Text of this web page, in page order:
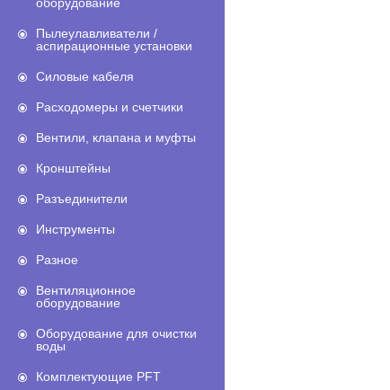
Пылеулавливатели /
аспирационные установки
Силовые кабеля
Расходомеры и счетчики
Вентили, клапана и муфты
Кронштейны
Разъединители
Инструменты
Разное
Вентиляционное
оборудование
Оборудование для очистки
воды
Комплектующие PFT